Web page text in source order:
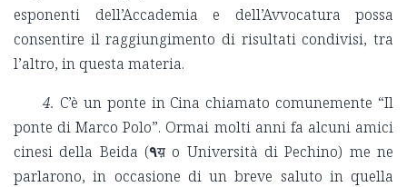
esponenti dell’Accademia e dell’Avvocatura possa
consentire il raggiungimento di risultati condivisi, tra
l’altro, in questa materia.
4. C’è un ponte in Cina chiamato comunemente “Il
ponte di Marco Polo”. Ormai molti anni fa alcuni amici
cinesi della Beida (۹य़ o Università di Pechino) me ne
parlarono, in occasione di un breve saluto in quella